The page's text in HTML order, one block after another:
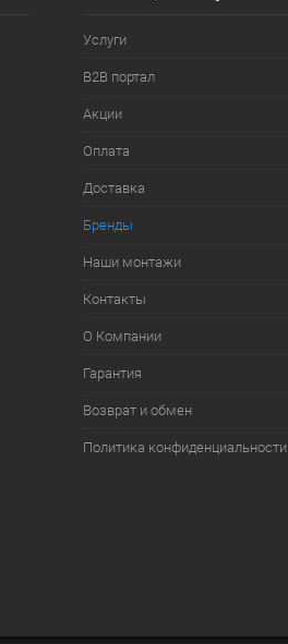
Услуги
B2B портал
Акции
Оплата
Доставка
Бренды
Наши монтажи
Контакты
О Компании
Гарантия
Возврат и обмен
Политика конфиденциальности